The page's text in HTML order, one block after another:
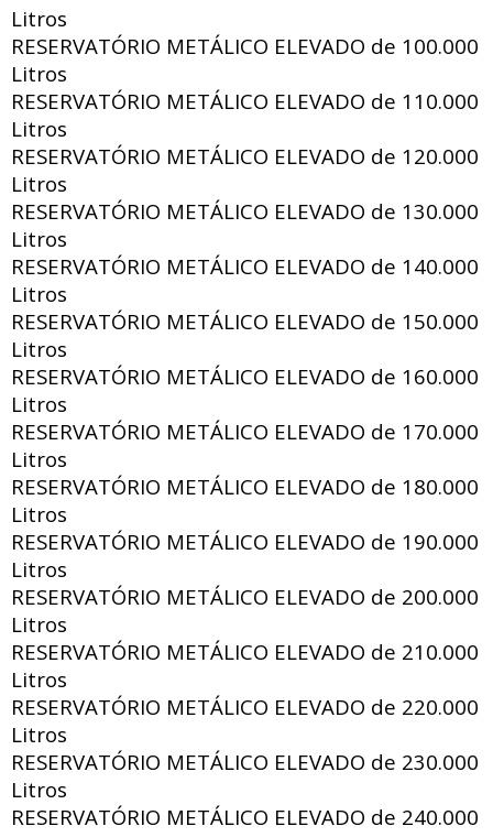
Litros
RESERVATÓRIO METÁLICO ELEVADO de 100.000
Litros
RESERVATÓRIO METÁLICO ELEVADO de 110.000
Litros
RESERVATÓRIO METÁLICO ELEVADO de 120.000
Litros
RESERVATÓRIO METÁLICO ELEVADO de 130.000
Litros
RESERVATÓRIO METÁLICO ELEVADO de 140.000
Litros
RESERVATÓRIO METÁLICO ELEVADO de 150.000
Litros
RESERVATÓRIO METÁLICO ELEVADO de 160.000
Litros
RESERVATÓRIO METÁLICO ELEVADO de 170.000
Litros
RESERVATÓRIO METÁLICO ELEVADO de 180.000
Litros
RESERVATÓRIO METÁLICO ELEVADO de 190.000
Litros
RESERVATÓRIO METÁLICO ELEVADO de 200.000
Litros
RESERVATÓRIO METÁLICO ELEVADO de 210.000
Litros
RESERVATÓRIO METÁLICO ELEVADO de 220.000
Litros
RESERVATÓRIO METÁLICO ELEVADO de 230.000
Litros
RESERVATÓRIO METÁLICO ELEVADO de 240.000